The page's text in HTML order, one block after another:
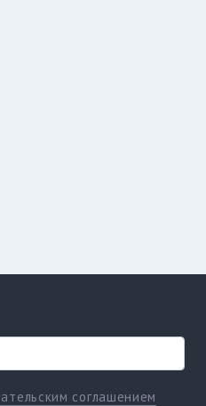
соглашением